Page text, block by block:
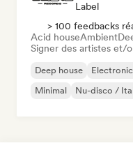
Label
> 100 feedbacks
Acid houseAmbient
Signer des artistes et/
Deep house
Minimal
Nu-disco /